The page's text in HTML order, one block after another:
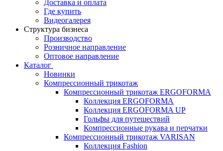
Доставка и оплата
Где купить
Видеогалерея
Структура бизнеса
Производство
Розничное направление
Оптовое направление
Каталог
Новинки
Компрессионный трикотаж
Компрессионный трикотаж ERGOFORMA
Коллекция ERGOFORMA
Коллекция ERGOFORMA UP
Гольфы для путешествий
Компрессионные рукава и перчатки
Компрессионный трикотаж VARISAN
Коллекция Fashion